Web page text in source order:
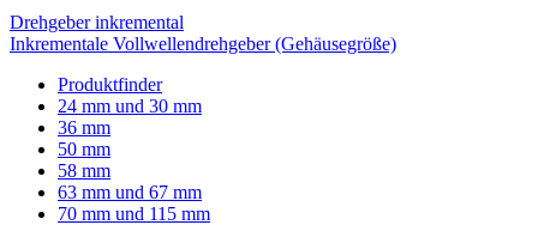
Drehgeber inkremental
Inkrementale Vollwellendrehgeber (Gehäusegröße)
Produktfinder
24 mm und 30 mm
36 mm
50 mm
58 mm
63 mm und 67 mm
70 mm und 115 mm